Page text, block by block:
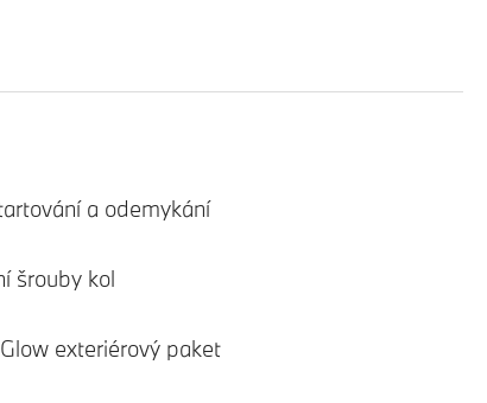
a odemykání
šrouby kol
exteriérový paket